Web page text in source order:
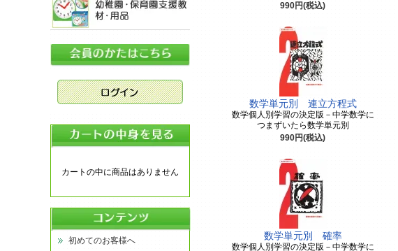
カートの中に商品はありません
初めてのお客様へ
990円(税込)
数学単元別 連立方程式
数学個人別学習の決定版－中学数学に
つまずいたら数学単元別
990円(税込)
数学単元別 確率
数学個人別学習の決定版－中学数学に